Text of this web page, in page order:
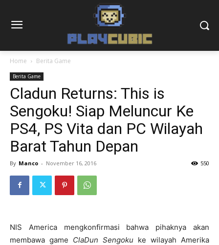
Home Berita Game
Berita Game
Cladun Returns: This is
Sengoku! Siap Meluncur Ke
PS4, PS Vita dan PC Wilayah
Barat Tahun Depan
By Manco - November 16, 2016 550
NIS America mengkonfirmasi bahwa pihaknya akan
membawa game ClaDun Sengoku ke wilayah Amerika